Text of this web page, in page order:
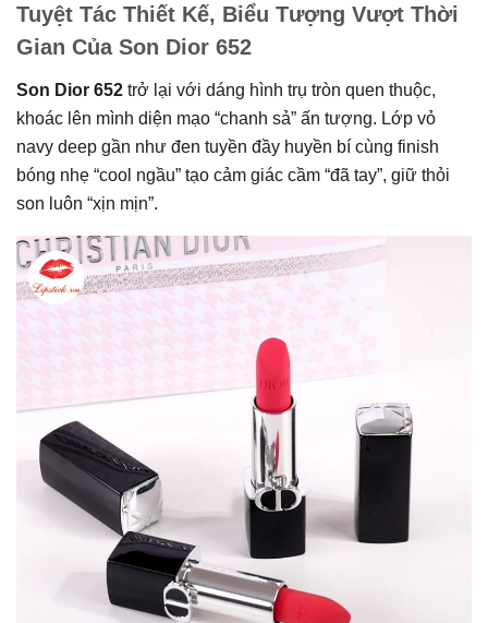
Tuyệt Tác Thiết Kế, Biểu Tượng Vượt Thời
Gian Của Son Dior 652
Son Dior 652 trở lại với dáng hình trụ tròn quen thuộc,
khoác lên mình diện mạo “chanh sả” ấn tượng. Lớp vỏ
navy deep gần như đen tuyền đầy huyền bí cùng finish
bóng nhẹ “cool ngầu” tạo cảm giác cầm “đã tay”, giữ thỏi
son luôn “xịn mịn”.